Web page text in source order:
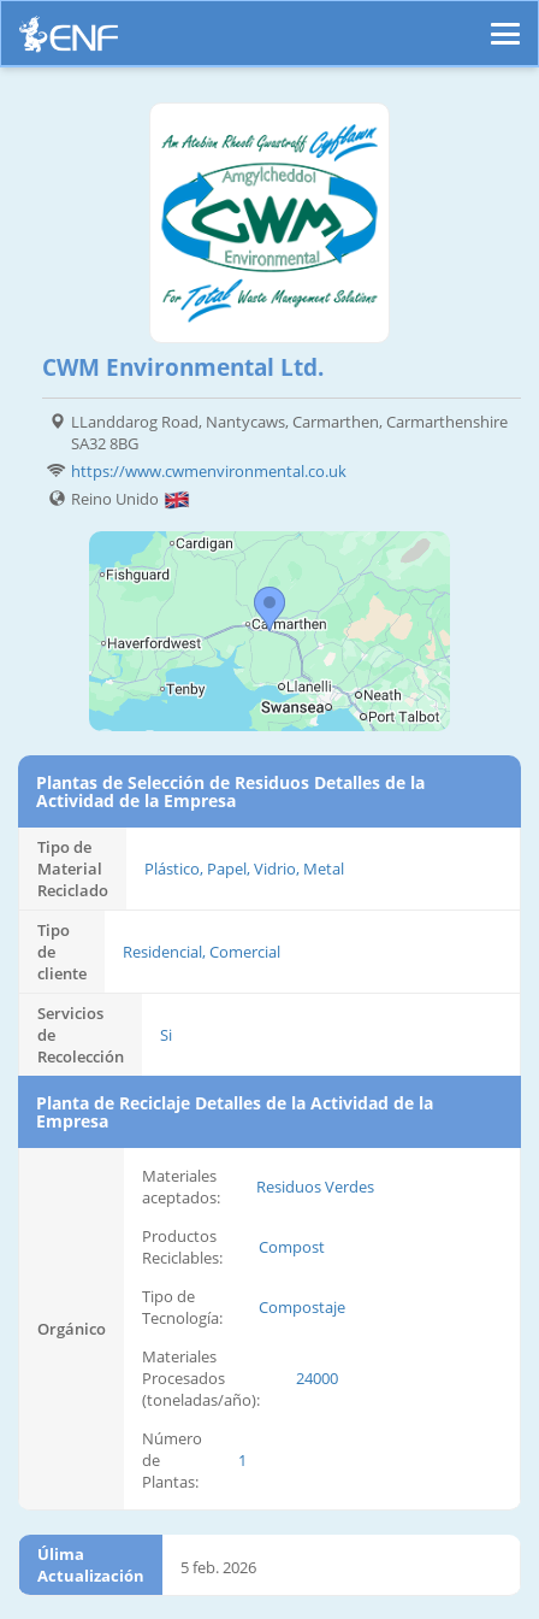
CWM Environmental Ltd.
LLanddarog Road, Nantycaws, Carmarthen, Carmarthenshire
SA32 8BG
https://www.cwmenvironmental.co.uk
Reino Unido
Plantas de Selección de Residuos Detalles de la
Actividad de la Empresa
Tipo de
Material
Reciclado
Plástico, Papel, Vidrio, Metal
Tipo
de
cliente
Residencial, Comercial
Servicios
de
Recolección
Si
Planta de Reciclaje Detalles de la Actividad de la
Empresa
Orgánico
Materiales
aceptados:
Residuos Verdes
Productos
Reciclables:
Compost
Tipo de
Tecnología:
Compostaje
Materiales
Procesados
(toneladas/año):
24000
Número
de
Plantas:
1
Úlima
Actualización
5 feb. 2026